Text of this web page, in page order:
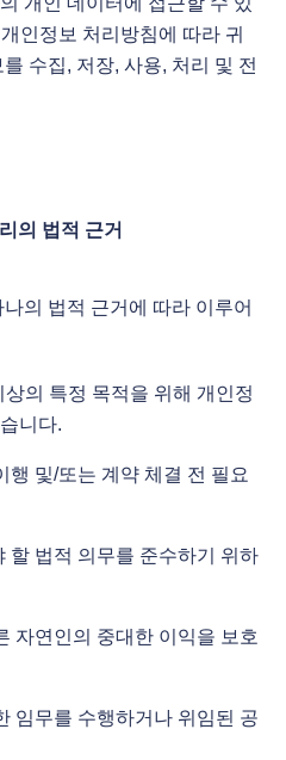
인정보 처리방침에 따라 귀
수집, 저장, 사용, 처리 및 전
의 법적 근거
의 법적 근거에 따라 이루어
상의 특정 목적을 위해 개인정
니다.
행 및/또는 계약 체결 전 필요
할 법적 의무를 준수하기 위하
자연인의 중대한 이익을 보호
임무를 수행하거나 위임된 공